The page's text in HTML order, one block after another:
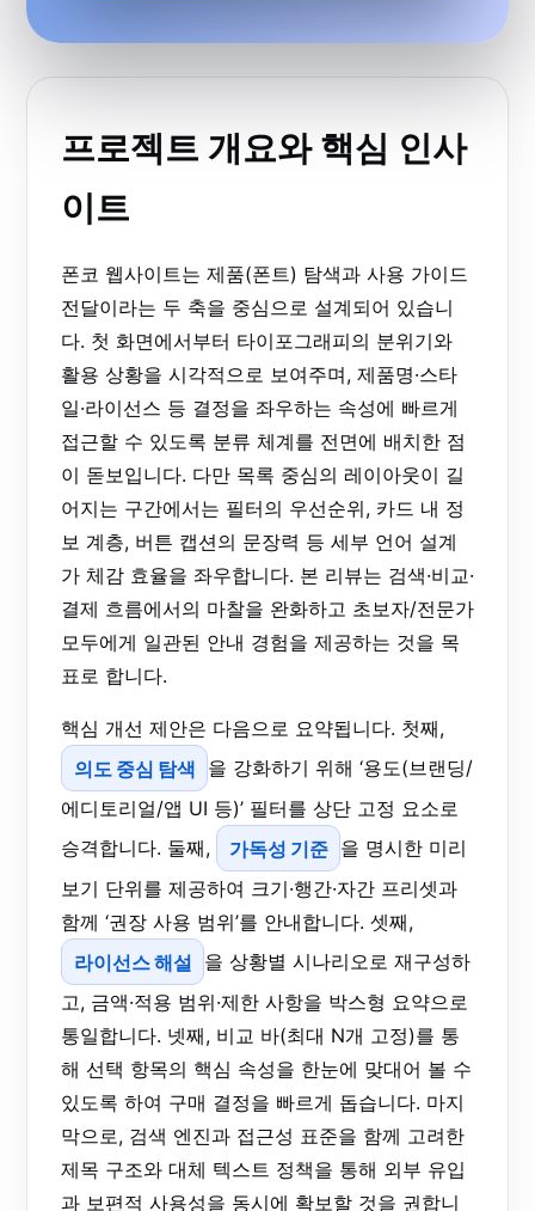
프로젝트 개요와 핵심 인사
이트
폰코 웹사이트는 제품(폰트) 탐색과 사용 가이드
전달이라는 두 축을 중심으로 설계되어 있습니
다. 첫 화면에서부터 타이포그래피의 분위기와
활용 상황을 시각적으로 보여주며, 제품명·스타
일·라이선스 등 결정을 좌우하는 속성에 빠르게
접근할 수 있도록 분류 체계를 전면에 배치한 점
이 돋보입니다. 다만 목록 중심의 레이아웃이 길
어지는 구간에서는 필터의 우선순위, 카드 내 정
보 계층, 버튼 캡션의 문장력 등 세부 언어 설계
가 체감 효율을 좌우합니다. 본 리뷰는 검색·비교·
결제 흐름에서의 마찰을 완화하고 초보자/전문가
모두에게 일관된 안내 경험을 제공하는 것을 목
표로 합니다.
핵심 개선 제안은 다음으로 요약됩니다. 첫째,
의도 중심 탐색 을 강화하기 위해 ‘용도(브랜딩/
에디토리얼/앱 UI 등)’ 필터를 상단 고정 요소로
승격합니다. 둘째,
가독성 기준 을 명시한 미리
보기 단위를 제공하여 크기·행간·자간 프리셋과
함께 ‘권장 사용 범위’를 안내합니다. 셋째,
라이선스 해설 을 상황별 시나리오로 재구성하
고, 금액·적용 범위·제한 사항을 박스형 요약으로
통일합니다. 넷째, 비교 바(최대 N개 고정)를 통
해 선택 항목의 핵심 속성을 한눈에 맞대어 볼 수
있도록 하여 구매 결정을 빠르게 돕습니다. 마지
막으로, 검색 엔진과 접근성 표준을 함께 고려한
제목 구조와 대체 텍스트 정책을 통해 외부 유입
과 보편적 사용성을 동시에 확보할 것을 권합니